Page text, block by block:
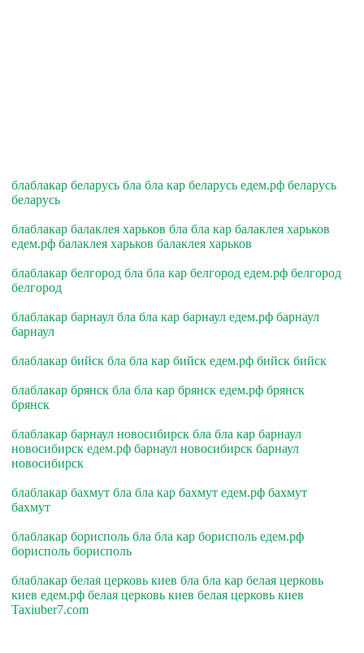
блаблакар беларусь бла бла кар беларусь едем.рф беларусь
беларусь
блаблакар балаклея харьков бла бла кар балаклея харьков
едем.рф балаклея харьков балаклея харьков
блаблакар белгород бла бла кар белгород едем.рф белгород
белгород
блаблакар барнаул бла бла кар барнаул едем.рф барнаул
барнаул
блаблакар бийск бла бла кар бийск едем.рф бийск бийск
блаблакар брянск бла бла кар брянск едем.рф брянск
брянск
блаблакар барнаул новосибирск бла бла кар барнаул
новосибирск едем.рф барнаул новосибирск барнаул
новосибирск
блаблакар бахмут бла бла кар бахмут едем.рф бахмут
бахмут
блаблакар борисполь бла бла кар борисполь едем.рф
борисполь борисполь
блаблакар белая церковь киев бла бла кар белая церковь
киев едем.рф белая церковь киев белая церковь киев
Taxiuber7.com